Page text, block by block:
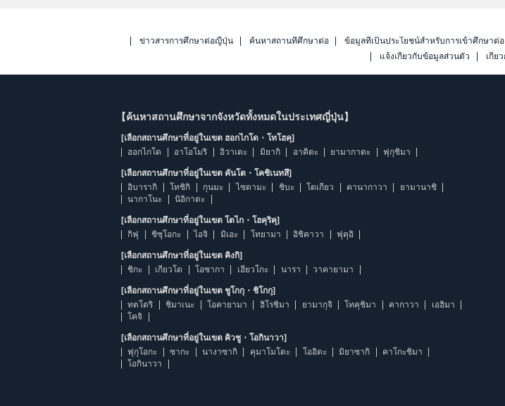
ข่าวสารการศึกษาต่อญี่ปุ่น ค้นหาสถานที่ศึกษาต่อ ข้อมูลที่เป็นประโยชน์สำหรับการเข้าศึกษาต่อ
แจ้งเกี่ยวกับข้อมูลส่วนตัว
เกี่ย
【ค้นหาสถานศึกษาจากจังหวัดทั้งหมดในประเทศญี่ปุ่น】
[เลือกสถานศึกษาที่อยู่ในเขต ฮอกไกโด・โทโฮคุ]
ฮอกไกโด
อาโอโมริ อิวาเตะ มิยากิ อาคิตะ ยามากาตะ ฟุกุชิมา
[เลือกสถานศึกษาที่อยู่ในเขต คันโต・โคชิเนทสึ]
อิบารากิ
โทชิกิ กุนมะ ไซตามะ ชิบะ โตเกียว คานากาวา
ยามานาชิ
นากาโนะ
นิอิกาตะ
[เลือกสถานศึกษาที่อยู่ในเขต โตไก・โฮคุริคุ]
กิฟุ
ชิซุโอกะ ไอจิ มิเอะ โทยามา อิชิคาวา ฟุคุอิ
[เลือกสถานศึกษาที่อยู่ในเขต คิงกิ]
ชิกะ
เกียวโต โอซากา เฮียวโกะ นารา วาคายามา
[เลือกสถานศึกษาที่อยู่ในเขต ชูโกกุ・ชิโกกุ]
ทตโตริ
ชิมาเนะ โอคายามา ฮิโรชิมา ยามากุจิ โทคุชิมา คากาวา
เอฮิมา
โคจิ
[เลือกสถานศึกษาที่อยู่ในเขต คิวชู・โอกินาวา]
ฟุกุโอกะ
ซากะ นางาซากิ คุมาโมโตะ โออิตะ มิยาซากิ
คาโกะชิมา
โอกินาวา